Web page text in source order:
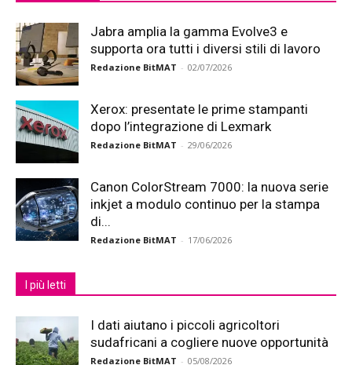
Jabra amplia la gamma Evolve3 e
supporta ora tutti i diversi stili di lavoro
Redazione BitMAT - 02/07/2026
Xerox: presentate le prime stampanti
dopo l’integrazione di Lexmark
Redazione BitMAT - 29/06/2026
Canon ColorStream 7000: la nuova serie
inkjet a modulo continuo per la stampa
di...
Redazione BitMAT - 17/06/2026
I più letti
I dati aiutano i piccoli agricoltori
sudafricani a cogliere nuove opportunità
Redazione BitMAT - 05/08/2026